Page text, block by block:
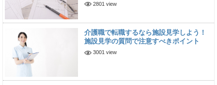
2801 view
介護職で転職するなら施設見学しよう！
施設見学の質問で注意すべきポイント
3001 view